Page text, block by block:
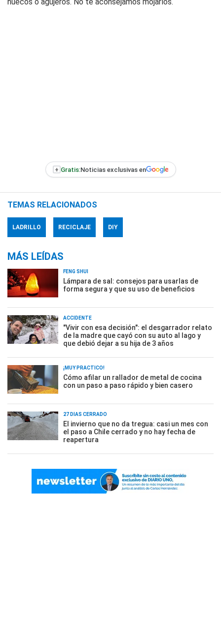
+ Gratis:Noticias exclusivas en
TEMAS RELACIONADOS
LADRILLO RECICLAJE DIY
MÁS LEÍDAS
FENG SHUI
Lámpara de sal: consejos para usarlas de
forma segura y que su uso de beneficios
ACCIDENTE
"Vivir con esa decisión": el desgarrador relato
de la madre que cayó con su auto al lago y
que debió dejar a su hija de 3 años
¡MUY PRÁCTICO!
Cómo afilar un rallador de metal de cocina
con un paso a paso rápido y bien casero
27 DÍAS CERRADO
El invierno que no da tregua: casi un mes con
el paso a Chile cerrado y no hay fecha de
reapertura